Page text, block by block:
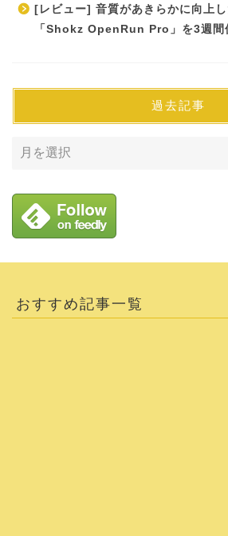
[レビュー] 音質があきらかに向上
「Shokz OpenRun Pro」を3週間
過去記事
おすすめ記事一覧